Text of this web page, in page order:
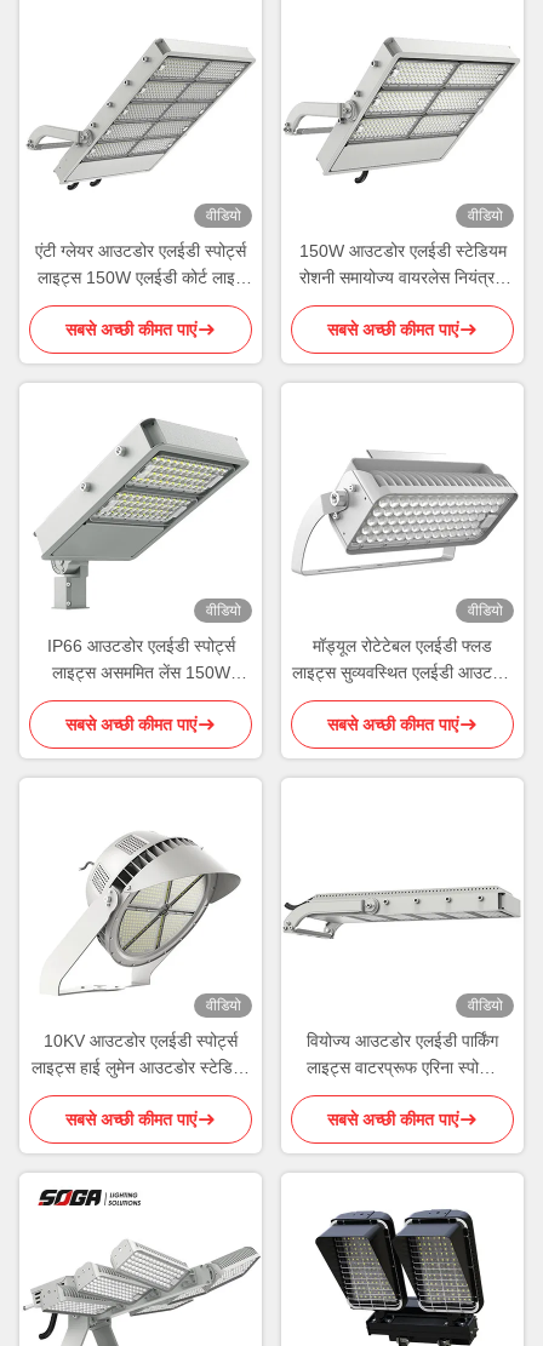
वीडियो
एंटी ग्लेयर आउटडोर एलईडी स्पोर्ट्स
लाइट्स 150W एलईडी कोर्ट लाइट
IK09
सबसे अच्छी कीमत पाएं
वीडियो
150W आउटडोर एलईडी स्टेडियम
रोशनी समायोज्य वायरलेस नियंत्रण
स्मार्ट
सबसे अच्छी कीमत पाएं
वीडियो
IP66 आउटडोर एलईडी स्पोर्ट्स
लाइट्स असममित लेंस 150W
एलईडी लाइट्स
सबसे अच्छी कीमत पाएं
वीडियो
मॉड्यूल रोटेटेबल एलईडी फ्लड
लाइट्स सुव्यवस्थित एलईडी आउटडोर
स्पोर्ट्स लाइटिंग
सबसे अच्छी कीमत पाएं
वीडियो
10KV आउटडोर एलईडी स्पोर्ट्स
लाइट्स हाई लुमेन आउटडोर स्टेडियम
लाइट टिकाऊ
सबसे अच्छी कीमत पाएं
वीडियो
वियोज्य आउटडोर एलईडी पार्किंग
लाइट्स वाटरप्रूफ एरिना स्पोर्ट्स
लाइटिंग
सबसे अच्छी कीमत पाएं